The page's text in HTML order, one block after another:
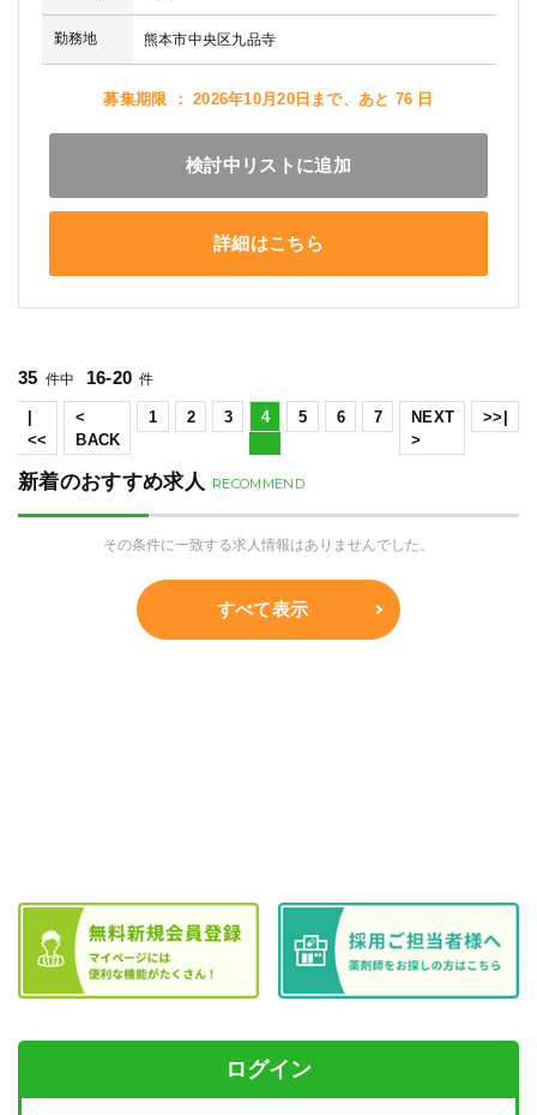
勤務地 熊本市中央区九品寺
募集期限 ： 2026年10月20日まで、あと 76 日
検討中リストに追加
詳細はこちら
35 件中 16-20 件
|
<<
<
BACK
1 2 3 4 5 6 7
NEXT
>
>>|
新着のおすすめ求人 RECOMMEND
その条件に一致する求人情報はありませんでした。
すべて表示
ログイン